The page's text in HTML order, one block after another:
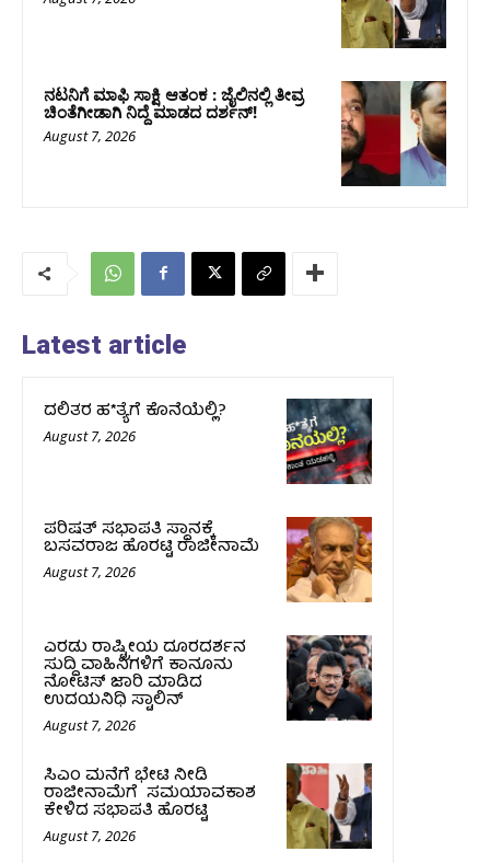
ನಟನಿಗೆ ಮಾಫಿ ಸಾಕ್ಷಿ ಆತಂಕ : ಜೈಲಿನಲ್ಲಿ ತೀವ್ರ
ಚಿಂತೆಗೀಡಾಗಿ ನಿದ್ದೆ ಮಾಡದ ದರ್ಶನ್!
August 7, 2026
Latest article
ದಲಿತರ ಹ*ತ್ಯೆಗೆ ಕೊನೆಯೆಲ್ಲಿ?
August 7, 2026
ಪರಿಷತ್‌ ಸಭಾಪತಿ ಸ್ಥಾನಕ್ಕೆ
ಬಸವರಾಜ ಹೊರಟ್ಟಿ ರಾಜೀನಾಮೆ
August 7, 2026
ಎರಡು ರಾಷ್ಟ್ರೀಯ ದೂರದರ್ಶನ
ಸುದ್ದಿ ವಾಹಿನಿಗಳಿಗೆ ಕಾನೂನು
ನೋಟಿಸ್ ಜಾರಿ ಮಾಡಿದ
ಉದಯನಿಧಿ ಸ್ಟಾಲಿನ್
August 7, 2026
ಸಿಎಂ ಮನೆಗೆ ಭೇಟಿ ನೀಡಿ
ರಾಜೀನಾಮೆಗೆ ಸಮಯಾವಕಾಶ
ಕೇಳಿದ ಸಭಾಪತಿ ಹೊರಟ್ಟಿ
August 7, 2026